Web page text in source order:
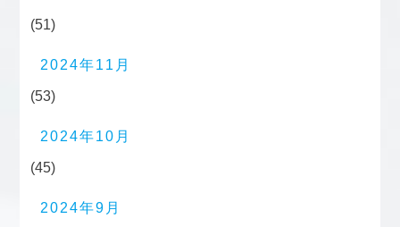
(51)
2024年11月
(53)
2024年10月
(45)
2024年9月